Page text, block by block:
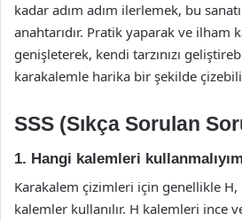
kadar adım adım ilerlemek, bu
anahtarıdır. Pratik yaparak ve ilham
genişleterek, kendi tarzınızı
karakalemle harika bir şekilde
SSS (Sıkça Sorulan
1. Hangi kalemleri
Karakalem çizimleri için genellikle
kalemler kullanılır. H kalemleri ince